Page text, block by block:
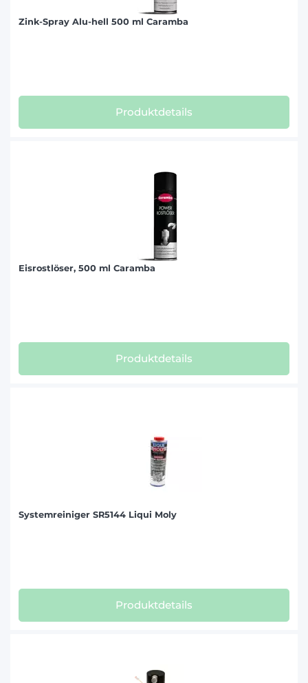
Zink-Spray Alu-hell 500 ml Caramba
Produktdetails
Eisrostlöser, 500 ml Caramba
Produktdetails
Systemreiniger SR5144 Liqui Moly
Produktdetails